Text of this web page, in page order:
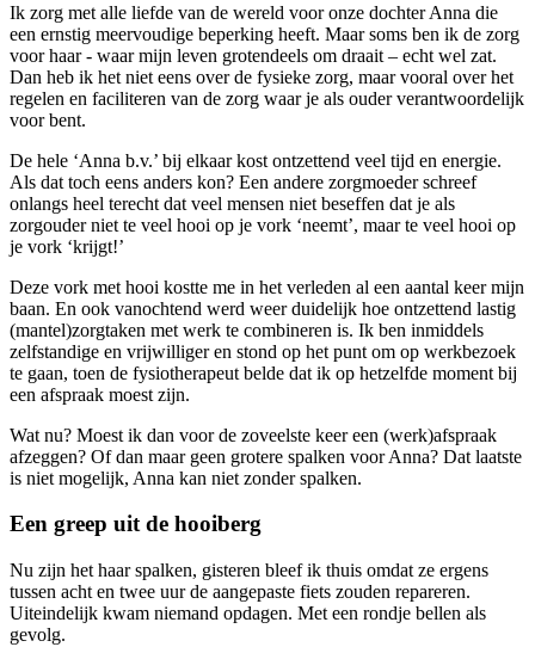
Ik zorg met alle liefde van de wereld voor onze dochter Anna die
een ernstig meervoudige beperking heeft. Maar soms ben ik de zorg
voor haar - waar mijn leven grotendeels om draait – echt wel zat.
Dan heb ik het niet eens over de fysieke zorg, maar vooral over het
regelen en faciliteren van de zorg waar je als ouder verantwoordelijk
voor bent.
De hele ‘Anna b.v.’ bij elkaar kost ontzettend veel tijd en energie.
Als dat toch eens anders kon? Een andere zorgmoeder schreef
onlangs heel terecht dat veel mensen niet beseffen dat je als
zorgouder niet te veel hooi op je vork ‘neemt’, maar te veel hooi op
je vork ‘krijgt!’
Deze vork met hooi kostte me in het verleden al een aantal keer mijn
baan. En ook vanochtend werd weer duidelijk hoe ontzettend lastig
(mantel)zorgtaken met werk te combineren is. Ik ben inmiddels
zelfstandige en vrijwilliger en stond op het punt om op werkbezoek
te gaan, toen de fysiotherapeut belde dat ik op hetzelfde moment bij
een afspraak moest zijn.
Wat nu? Moest ik dan voor de zoveelste keer een (werk)afspraak
afzeggen? Of dan maar geen grotere spalken voor Anna? Dat laatste
is niet mogelijk, Anna kan niet zonder spalken.
Een greep uit de hooiberg
Nu zijn het haar spalken, gisteren bleef ik thuis omdat ze ergens
tussen acht en twee uur de aangepaste fiets zouden repareren.
Uiteindelijk kwam niemand opdagen. Met een rondje bellen als
gevolg.